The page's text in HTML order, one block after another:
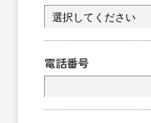
電話番号